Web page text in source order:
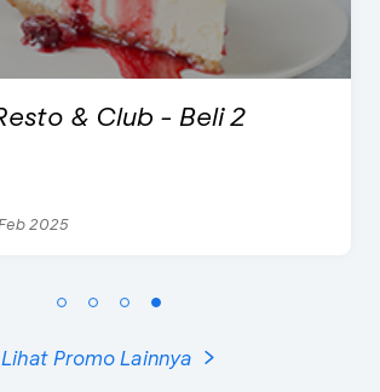
D’Cost - Diskon 50%
Lihat Promo Lainnya